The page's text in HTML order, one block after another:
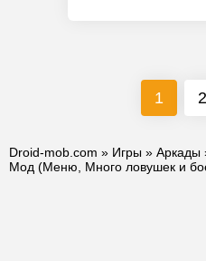
1 2
Droid-mob.com » Игры » Аркады
Мод (Меню, Много ловушек и